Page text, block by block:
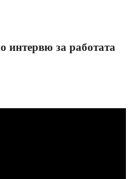
интервю за работата